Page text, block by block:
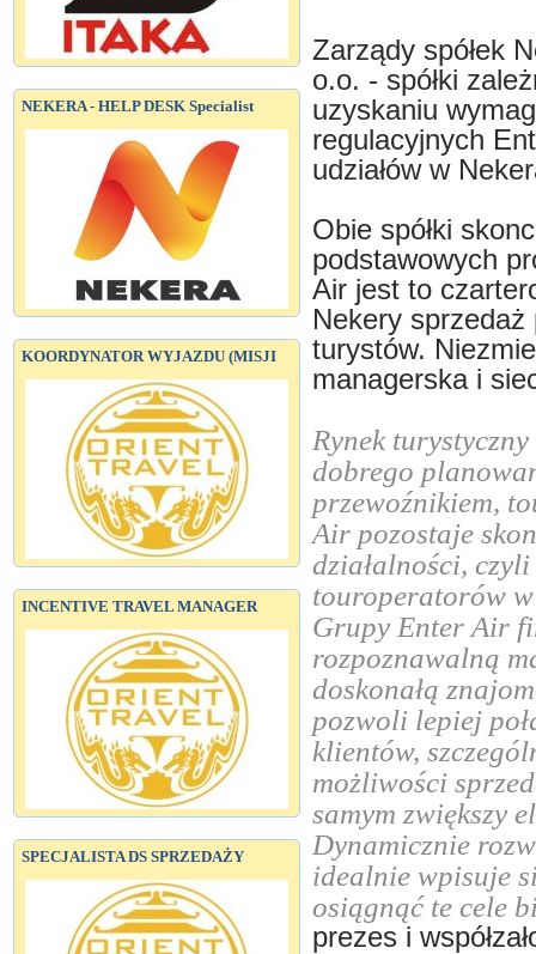
NEKERA - HELP DESK Specialist
KOORDYNATOR WYJAZDU (MISJI
INCENTIVE TRAVEL MANAGER
SPECJALISTA DS SPRZEDAŻY
Zarządy spółek
o.o. - spółki
uzyskaniu
regulacyjnych
udziałów w
Obie spółki
podstawowych
Air jest to
Nekery
turystów.
managerska i
Rynek
dobrego
przewoźnikiem,
Air pozostaje
działalności, czyli
touroperatorów w
Grupy Enter Air
rozpoznawalną
doskonałą
pozwoli lepiej
klientów,
możliwości
samym zwiększy
Dynamicznie
idealnie wpisuje
osiągnąć te cele
prezes i